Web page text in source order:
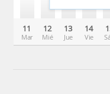
11
Mar
12
Mié
13
Jue
14
Vie